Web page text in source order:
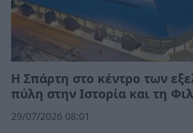
Η Σπάρτη στο κέντρο των
πύλη στην Ιστορία και τη
29/07/2026 08:01